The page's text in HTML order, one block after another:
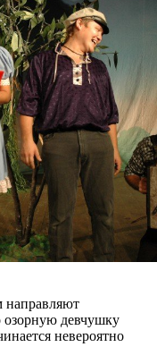
направляют
озорную девчушку
невероятно